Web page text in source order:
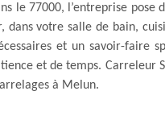
le 77000, l’entreprise
dans votre salle de bain,
et un savoir-faire
et de temps. Carreleur
à Melun.